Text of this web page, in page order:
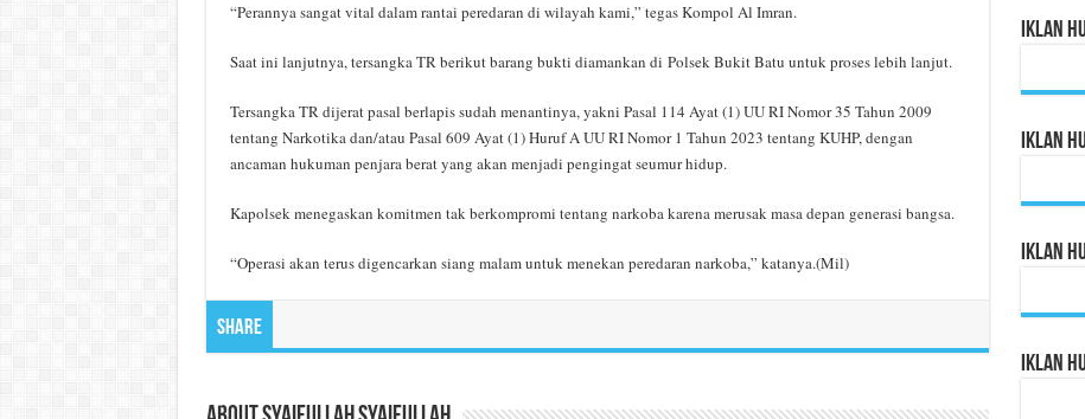
“Perannya sangat vital dalam rantai peredaran di wilayah kami,” tegas Kompol Al Imran.
Saat ini lanjutnya, tersangka TR berikut barang bukti diamankan di Polsek Bukit Batu untuk proses lebih lanjut.
Tersangka TR dijerat pasal berlapis sudah menantinya, yakni Pasal 114 Ayat (1) UU RI Nomor 35 Tahun 2009
tentang Narkotika dan/atau Pasal 609 Ayat (1) Huruf A UU RI Nomor 1 Tahun 2023 tentang KUHP, dengan
ancaman hukuman penjara berat yang akan menjadi pengingat seumur hidup.
Kapolsek menegaskan komitmen tak berkompromi tentang narkoba karena merusak masa depan generasi bangsa.
“Operasi akan terus digencarkan siang malam untuk menekan peredaran narkoba,” katanya.(Mil)
Share
Iklan
Iklan
Iklan
Iklan